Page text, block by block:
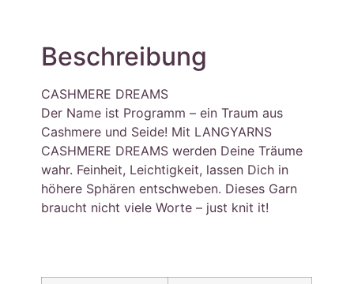
Beschreibung
CASHMERE DREAMS
Der Name ist Programm – ein Traum aus
Cashmere und Seide! Mit LANGYARNS
CASHMERE DREAMS werden Deine Träume
wahr. Feinheit, Leichtigkeit, lassen Dich in
höhere Sphären entschweben. Dieses Garn
braucht nicht viele Worte – just knit it!